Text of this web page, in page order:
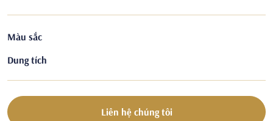
Màu sắc
Dung tích
Liên hệ chúng tôi